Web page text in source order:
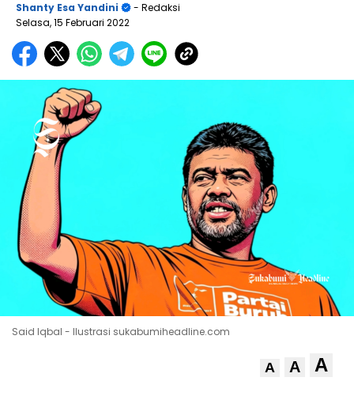
Shanty Esa Yandini
- Redaksi
Selasa, 15 Februari 2022
Said Iqbal - Ilustrasi sukabumiheadline.com
A A A